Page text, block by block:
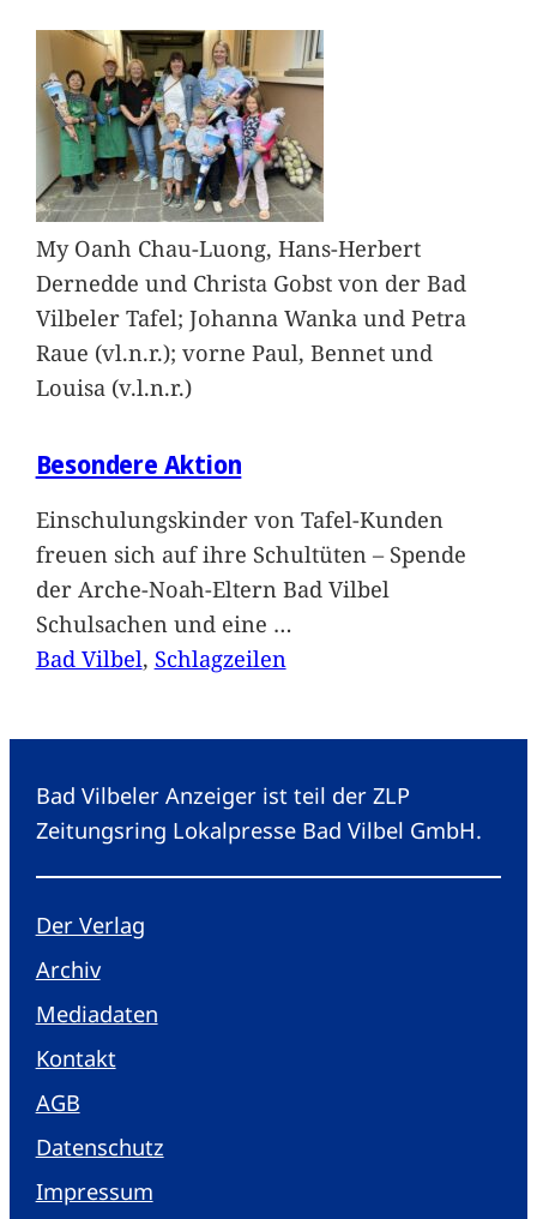
My Oanh Chau-Luong, Hans-Herbert
Dernedde und Christa Gobst von der Bad
Vilbeler Tafel; Johanna Wanka und Petra
Raue (vl.n.r.); vorne Paul, Bennet und
Louisa (v.l.n.r.)
Besondere Aktion
Einschulungskinder von Tafel-Kunden
freuen sich auf ihre Schultüten – Spende
der Arche-Noah-Eltern Bad Vilbel
Schulsachen und eine …
Bad Vilbel, Schlagzeilen
Bad Vilbeler Anzeiger ist teil der ZLP
Zeitungsring Lokalpresse Bad Vilbel GmbH.
Der Verlag
Archiv
Mediadaten
Kontakt
AGB
Datenschutz
Impressum